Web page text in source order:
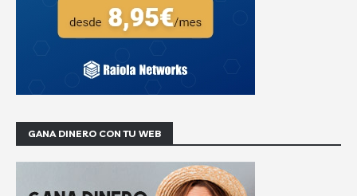
GANA DINERO CON TU WEB